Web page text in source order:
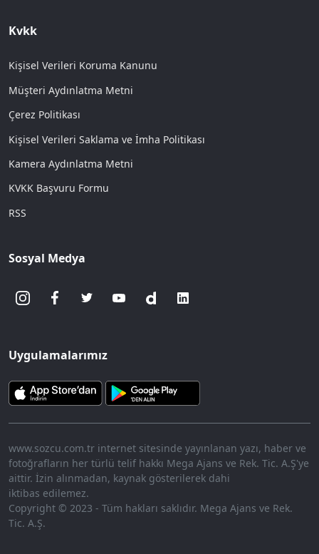
Kvkk
Kişisel Verileri Koruma Kanunu
Müşteri Aydınlatma Metni
Çerez Politikası
Kişisel Verileri Saklama ve İmha Politikası
Kamera Aydınlatma Metni
KVKK Başvuru Formu
RSS
Sosyal Medya
Uygulamalarımız
www.sozcu.com.tr internet sitesinde yayınlanan yazı, haber ve
fotoğrafların her türlü telif hakkı Mega Ajans ve Rek. Tic. A.Ş'ye
aittir. İzin alınmadan, kaynak gösterilerek dahi
iktibas edilemez.
Copyright © 2023 - Tüm hakları saklıdır. Mega Ajans ve Rek.
Tic. A.Ş.